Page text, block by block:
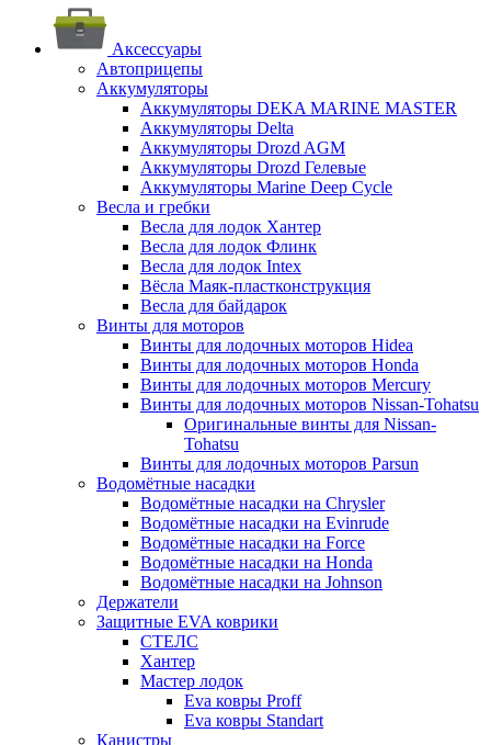
Аксессуары
Автоприцепы
Аккумуляторы
Аккумуляторы DEKA MARINE MASTER
Аккумуляторы Delta
Аккумуляторы Drozd AGM
Аккумуляторы Drozd Гелевые
Аккумуляторы Marine Deep Cycle
Весла и гребки
Весла для лодок Хантер
Весла для лодок Флинк
Весла для лодок Intex
Вёсла Маяк-пластконструкция
Весла для байдарок
Винты для моторов
Винты для лодочных моторов Hidea
Винты для лодочных моторов Honda
Винты для лодочных моторов Mercury
Винты для лодочных моторов Nissan-Tohatsu
Оригинальные винты для Nissan-
Tohatsu
Винты для лодочных моторов Parsun
Водомётные насадки
Водомётные насадки на Chrysler
Водомётные насадки на Evinrude
Водомётные насадки на Force
Водомётные насадки на Honda
Водомётные насадки на Johnson
Держатели
Защитные EVA коврики
СТЕЛС
Хантер
Мастер лодок
Eva ковры Proff
Eva ковры Standart
Канистры